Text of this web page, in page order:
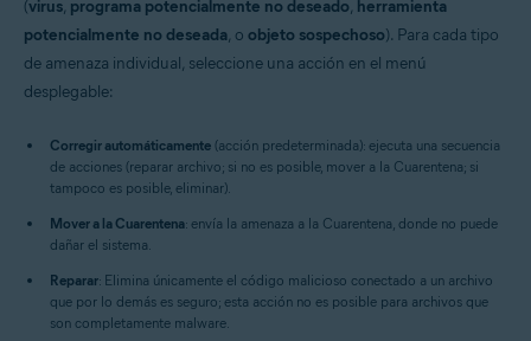
(virus, programa potencialmente no deseado, herramienta
potencialmente no deseada, o objeto sospechoso). Para cada tipo
de amenaza individual, seleccione una acción en el menú
desplegable:
Corregir automáticamente (acción predeterminada): ejecuta una secuencia
de acciones (reparar archivo; si no es posible, mover a la Cuarentena; si
tampoco es posible, eliminar).
Mover a la Cuarentena: envía la amenaza a la Cuarentena, donde no puede
dañar el sistema.
Reparar: Elimina únicamente el código malicioso conectado a un archivo
que por lo demás es seguro; esta acción no es posible para archivos que
son completamente malware.